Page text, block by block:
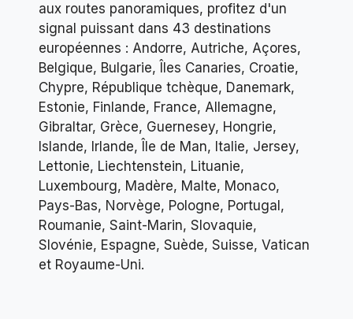
aux routes panoramiques, profitez d'un
signal puissant dans 43 destinations
européennes : Andorre, Autriche, Açores,
Belgique, Bulgarie, Îles Canaries, Croatie,
Chypre, République tchèque, Danemark,
Estonie, Finlande, France, Allemagne,
Gibraltar, Grèce, Guernesey, Hongrie,
Islande, Irlande, Île de Man, Italie, Jersey,
Lettonie, Liechtenstein, Lituanie,
Luxembourg, Madère, Malte, Monaco,
Pays-Bas, Norvège, Pologne, Portugal,
Roumanie, Saint-Marin, Slovaquie,
Slovénie, Espagne, Suède, Suisse, Vatican
et Royaume-Uni.